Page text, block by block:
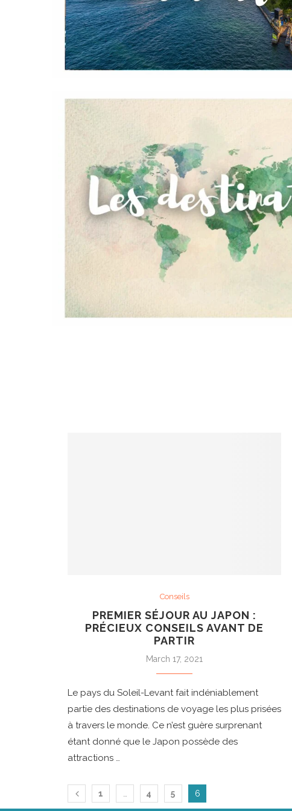
Conseils
PREMIER SÉJOUR AU JAPON :
PRÉCIEUX CONSEILS AVANT DE
PARTIR
March 17, 2021
Le pays du Soleil-Levant fait indéniablement
partie des destinations de voyage les plus prisées
à travers le monde. Ce n’est guère surprenant
étant donné que le Japon possède des
attractions …
1 … 4 5 6